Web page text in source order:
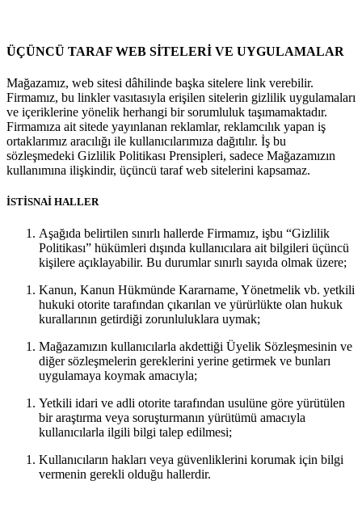
ÜÇÜNCÜ TARAF WEB SİTELERİ VE UYGULAMALAR
Mağazamız, web sitesi dâhilinde başka sitelere link verebilir.
Firmamız, bu linkler vasıtasıyla erişilen sitelerin gizlilik uygulamaları
ve içeriklerine yönelik herhangi bir sorumluluk taşımamaktadır.
Firmamıza ait sitede yayınlanan reklamlar, reklamcılık yapan iş
ortaklarımız aracılığı ile kullanıcılarımıza dağıtılır. İş bu
sözleşmedeki Gizlilik Politikası Prensipleri, sadece Mağazamızın
kullanımına ilişkindir, üçüncü taraf web sitelerini kapsamaz.
İSTİSNAİ HALLER
Aşağıda belirtilen sınırlı hallerde Firmamız, işbu “Gizlilik
Politikası” hükümleri dışında kullanıcılara ait bilgileri üçüncü
kişilere açıklayabilir. Bu durumlar sınırlı sayıda olmak üzere;
Kanun, Kanun Hükmünde Kararname, Yönetmelik vb. yetkili
hukuki otorite tarafından çıkarılan ve yürürlükte olan hukuk
kurallarının getirdiği zorunluluklara uymak;
Mağazamızın kullanıcılarla akdettiği Üyelik Sözleşmesinin ve
diğer sözleşmelerin gereklerini yerine getirmek ve bunları
uygulamaya koymak amacıyla;
Yetkili idari ve adli otorite tarafından usulüne göre yürütülen
bir araştırma veya soruşturmanın yürütümü amacıyla
kullanıcılarla ilgili bilgi talep edilmesi;
Kullanıcıların hakları veya güvenliklerini korumak için bilgi
vermenin gerekli olduğu hallerdir.